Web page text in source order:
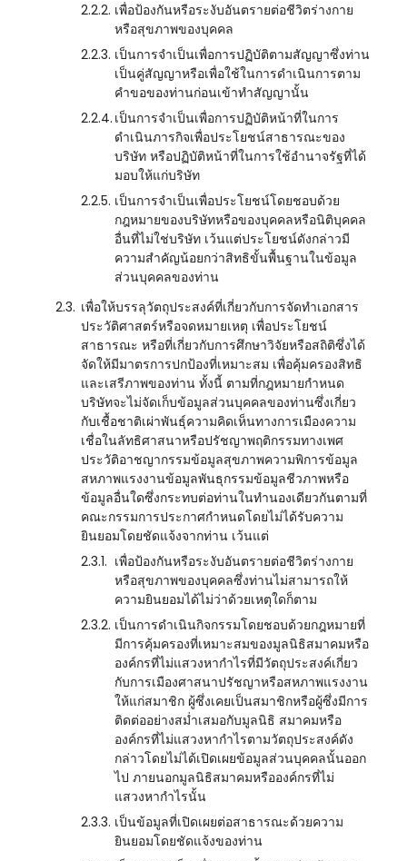
2.2.2. เพื่อป้องกันหรือระงับอันตรายต่อชีวิตร่างกาย
หรือสุขภาพของบุคคล
2.2.3. เป็นการจำเป็นเพื่อการปฏิบัติตามสัญญาซึ่งท่าน
เป็นคู่สัญญาหรือเพื่อใช้ในการดำเนินการตาม
คำขอของท่านก่อนเข้าทำสัญญานั้น
2.2.4. เป็นการจำเป็นเพื่อการปฏิบัติหน้าที่ในการ
ดำเนินภารกิจเพื่อประโยชน์สาธารณะของ
บริษัท หรือปฏิบัติหน้าที่ในการใช้อำนาจรัฐที่ได้
มอบให้แก่บริษัท
2.2.5. เป็นการจำเป็นเพื่อประโยชน์โดยชอบด้วย
กฎหมายของบริษัทหรือของบุคคลหรือนิติบุคคล
อื่นที่ไม่ใช่บริษัท เว้นแต่ประโยชน์ดังกล่าวมี
ความสำคัญน้อยกว่าสิทธิขั้นพื้นฐานในข้อมูล
ส่วนบุคคลของท่าน
2.3. เพื่อให้บรรลุวัตถุประสงค์ที่เกี่ยวกับการจัดทำเอกสาร
ประวัติศาสตร์หรือจดหมายเหตุ เพื่อประโยชน์
สาธารณะ หรือที่เกี่ยวกับการศึกษาวิจัยหรือสถิติซึ่งได้
จัดให้มีมาตรการปกป้องที่เหมาะสม เพื่อคุ้มครองสิทธิ
และเสรีภาพของท่าน ทั้งนี้ ตามที่กฎหมายกำหนด
บริษัทจะไม่จัดเก็บข้อมูลส่วนบุคคลของท่านซึ่งเกี่ยว
กับเชื้อชาติเผ่าพันธุ์ความคิดเห็นทางการเมืองความ
เชื่อในลัทธิศาสนาหรือปรัชญาพฤติกรรมทางเพศ
ประวัติอาชญากรรมข้อมูลสุขภาพความพิการข้อมูล
สหภาพแรงงานข้อมูลพันธุกรรมข้อมูลชีวภาพหรือ
ข้อมูลอื่นใดซึ่งกระทบต่อท่านในทำนองเดียวกันตามที่
คณะกรรมการประกาศกำหนดโดยไม่ได้รับความ
ยินยอมโดยชัดแจ้งจากท่าน เว้นแต่
2.3.1. เพื่อป้องกันหรือระงับอันตรายต่อชีวิตร่างกาย
หรือสุขภาพของบุคคลซึ่งท่านไม่สามารถให้
ความยินยอมได้ไม่ว่าด้วยเหตุใดก็ตาม
2.3.2. เป็นการดำเนินกิจกรรมโดยชอบด้วยกฎหมายที่
มีการคุ้มครองที่เหมาะสมของมูลนิธิสมาคมหรือ
องค์กรที่ไม่แสวงหากำไรที่มีวัตถุประสงค์เกี่ยว
กับการเมืองศาสนาปรัชญาหรือสหภาพแรงงาน
ให้แก่สมาชิก ผู้ซึ่งเคยเป็นสมาชิกหรือผู้ซึ่งมีการ
ติดต่ออย่างสม่ำเสมอกับมูลนิธิ สมาคมหรือ
องค์กรที่ไม่แสวงหากำไรตามวัตถุประสงค์ดัง
กล่าวโดยไม่ได้เปิดเผยข้อมูลส่วนบุคคลนั้นออก
ไป ภายนอกมูลนิธิสมาคมหรือองค์กรที่ไม่
แสวงหากำไรนั้น
2.3.3. เป็นข้อมูลที่เปิดเผยต่อสาธารณะด้วยความ
ยินยอมโดยชัดแจ้งของท่าน